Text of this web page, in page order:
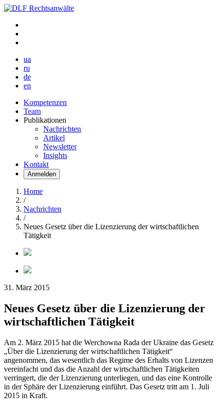
ua
ru
de
en
Kompetenzen
Team
Publikationen
Nachrichten
Artikel
Newsletter
Insights
Kontakt
Anmelden
Home
/
Nachrichten
/
Neues Gesetz über die Lizenzierung der wirtschaftlichen
Tätigkeit
31. März 2015
Neues Gesetz über die Lizenzierung der
wirtschaftlichen Tätigkeit
Am 2. März 2015 hat die Werchowna Rada der Ukraine das Gesetz
„Über die Lizenzierung der wirtschaftlichen Tätigkeit“
angenommen, das wesentlich das Regime des Erhalts von Lizenzen
vereinfacht und das die Anzahl der wirtschaftlichen Tätigkeiten
verringert, die der Lizenzierung unterliegen, und das eine Kontrolle
in der Sphäre der Lizenzierung einführt. Das Gesetz tritt am 1. Juli
2015 in Kraft.